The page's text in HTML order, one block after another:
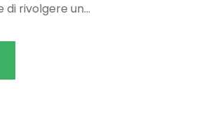
rivolgere un...